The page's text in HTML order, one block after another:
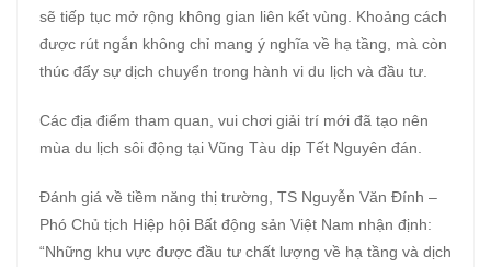
sẽ tiếp tục mở rộng không gian liên kết vùng. Khoảng cách
được rút ngắn không chỉ mang ý nghĩa về hạ tầng, mà còn
thúc đẩy sự dịch chuyển trong hành vi du lịch và đầu tư.
Các địa điểm tham quan, vui chơi giải trí mới đã tạo nên
mùa du lịch sôi động tại Vũng Tàu dịp Tết Nguyên đán.
Đánh giá về tiềm năng thị trường, TS Nguyễn Văn Đính –
Phó Chủ tịch Hiệp hội Bất động sản Việt Nam nhận định:
“Những khu vực được đầu tư chất lượng về hạ tầng và dịch